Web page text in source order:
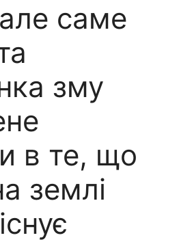
саме
зму
в те, що
землі